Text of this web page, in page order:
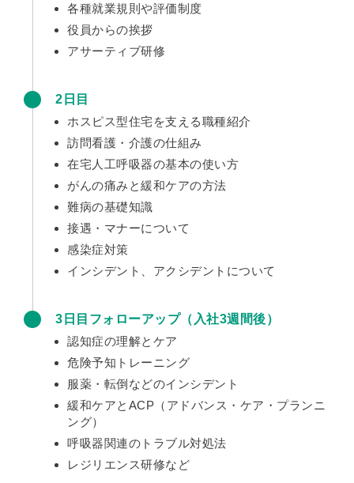
各種就業規則や評価制度
役員からの挨拶
アサーティブ研修
2日目
ホスピス型住宅を支える職種紹介
訪問看護・介護の仕組み
在宅人工呼吸器の基本の使い方
がんの痛みと緩和ケアの方法
難病の基礎知識
接遇・マナーについて
感染症対策
インシデント、アクシデントについて
3日目フォローアップ（入社3週間後）
認知症の理解とケア
危険予知トレーニング
服薬・転倒などのインシデント
緩和ケアとACP（アドバンス・ケア・プランニ
ング）
呼吸器関連のトラブル対処法
レジリエンス研修など